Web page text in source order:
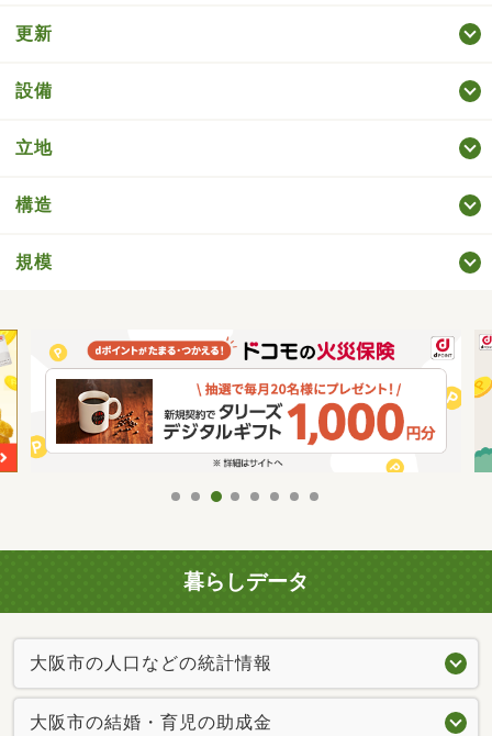
更新
設備
立地
構造
規模
暮らしデータ
大阪市の人口などの統計情報
大阪市の結婚・育児の助成金